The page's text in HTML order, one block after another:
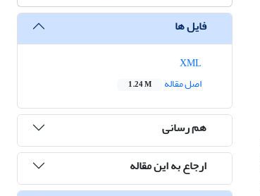
فایل ها
اصل مقاله
1.24 M
هم رسانی
ارجاع به این مقاله